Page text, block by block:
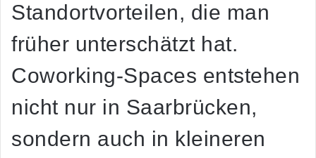
Standortvorteilen, die man
früher unterschätzt hat.
Coworking-Spaces entstehen
nicht nur in Saarbrücken,
sondern auch in kleineren